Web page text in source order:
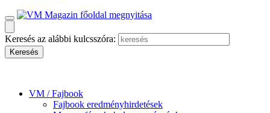
Keresés az alábbi kulcsszóra:
VM / Fajbook
Fajbook eredményhirdetések